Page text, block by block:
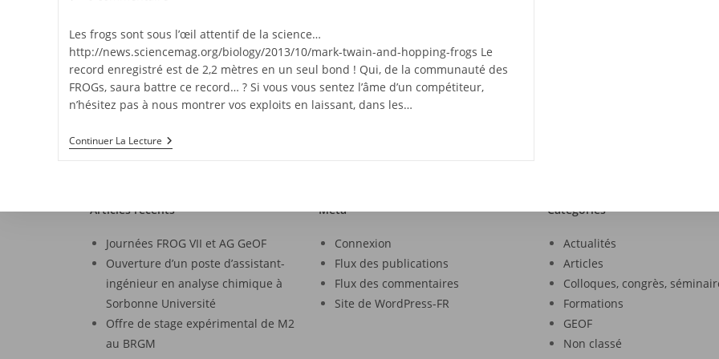
Les frogs sont sous l’œil attentif de la science…
http://news.sciencemag.org/biology/2013/10/mark-twain-and-hopping-frogs Le
record enregistré est de 2,2 mètres en un seul bond ! Qui, de la communauté des
FROGs, saura battre ce record… ? Si vous vous sentez l’âme d’un compétiteur,
n’hésitez pas à nous montrer vos exploits en laissant, dans les…
Continuer La Lecture
Articles récents
Journées FROG VII et AG GeOF
Ouverture d’un poste d’assistant-
ingénieur en analyse chimique à
Sorbonne Université
Offre de stage expérimental de M2
au BRGM
Méta
Connexion
Flux des publications
Flux des commentaires
Site de WordPress-FR
Catégories
Actualités
Articles
Colloques, congrès,
Formations
GEOF
Non classé